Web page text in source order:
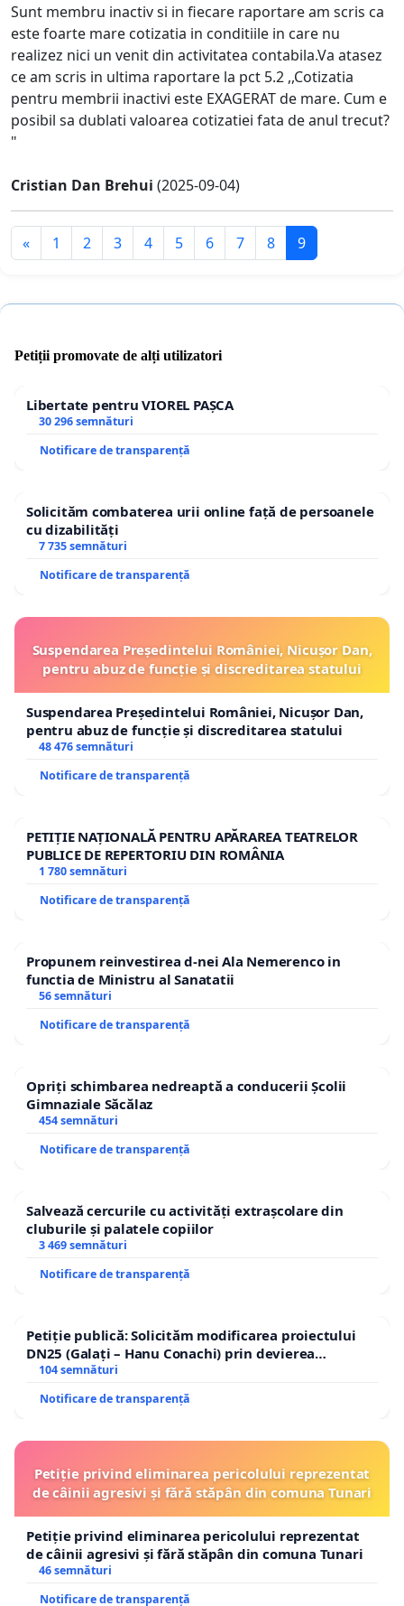
Sunt membru inactiv si in fiecare raportare am scris ca
este foarte mare cotizatia in conditiile in care nu
realizez nici un venit din activitatea contabila.Va atasez
ce am scris in ultima raportare la pct 5.2 ,,Cotizatia
pentru membrii inactivi este EXAGERAT de mare. Cum e
posibil sa dublati valoarea cotizatiei fata de anul trecut?
"
Cristian Dan Brehui (2025-09-04)
« 1 2 3 4 5 6 7 8 9
Petiții promovate de alți utilizatori
Libertate pentru VIOREL PAȘCA
30 296 semnături
Notificare de transparență
Solicităm combaterea urii online față de persoanele
cu dizabilități
7 735 semnături
Notificare de transparență
Suspendarea Președintelui României, Nicușor Dan,
pentru abuz de funcție și discreditarea statului
Suspendarea Președintelui României, Nicușor Dan,
pentru abuz de funcție și discreditarea statului
48 476 semnături
Notificare de transparență
PETIȚIE NAȚIONALĂ PENTRU APĂRAREA TEATRELOR
PUBLICE DE REPERTORIU DIN ROMÂNIA
1 780 semnături
Notificare de transparență
Propunem reinvestirea d-nei Ala Nemerenco in
functia de Ministru al Sanatatii
56 semnături
Notificare de transparență
Opriți schimbarea nedreaptă a conducerii Școlii
Gimnaziale Săcălaz
454 semnături
Notificare de transparență
Salvează cercurile cu activități extrașcolare din
cluburile și palatele copiilor
3 469 semnături
Notificare de transparență
Petiție publică: Solicităm modificarea proiectului
DN25 (Galați – Hanu Conachi) prin devierea
traseului în afara localităților!
104 semnături
Notificare de transparență
Petiție privind eliminarea pericolului reprezentat
de câinii agresivi și fără stăpân din comuna Tunari
Petiție privind eliminarea pericolului reprezentat
de câinii agresivi și fără stăpân din comuna Tunari
46 semnături
Notificare de transparență